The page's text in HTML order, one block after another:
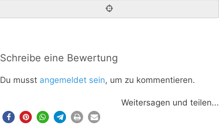
Schreibe eine Bewertung
Du musst angemeldet sein, um zu kommentieren.
Weitersagen und teilen...